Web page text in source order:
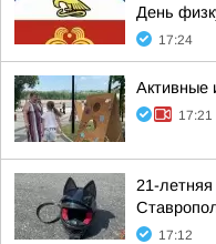
День
17:24
Активные
17:21
21-летняя
17:12